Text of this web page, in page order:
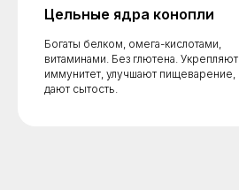
Цельные ядра конопли
Богаты белком, омега-кислотами,
витаминами. Без глютена. Укрепляют
иммунитет, улучшают пищеварение,
дают сытость.